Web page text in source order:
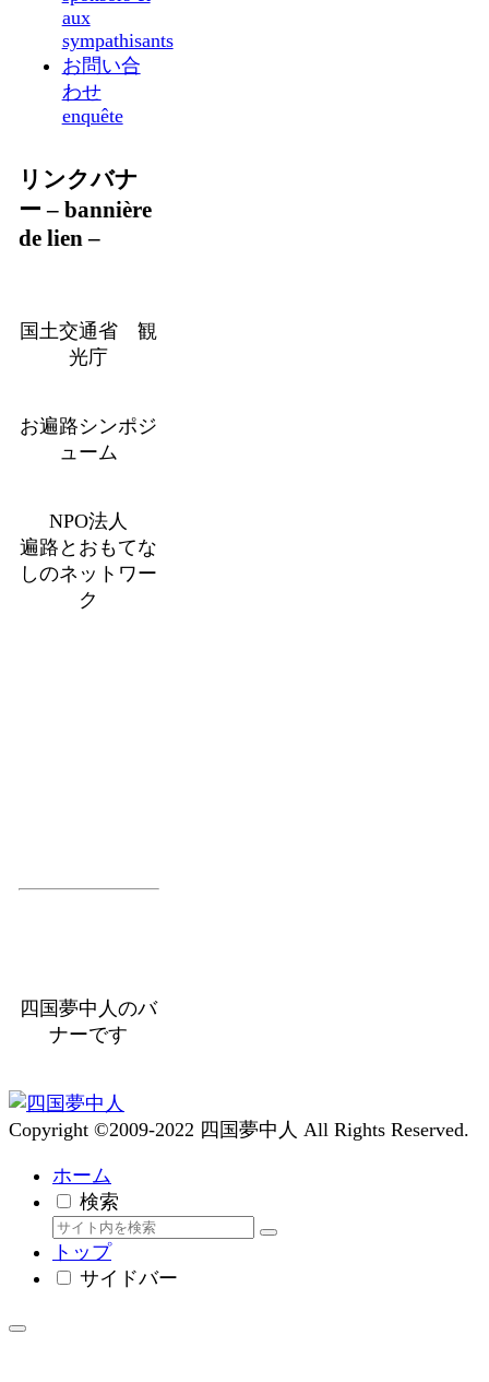
aux
sympathisants
お問い合
わせ
enquête
リンクバナ
ー – bannière
de lien –
国土交通省 観
光庁
お遍路シンポジ
ューム
NPO法人
遍路とおもてな
しのネットワー
ク
四国夢中人のバ
ナーです
Copyright ©2009-2022 四国夢中人 All Rights Reserved.
ホーム
検索
トップ
サイドバー